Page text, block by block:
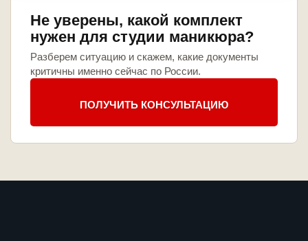
Не уверены, какой комплект
нужен для студии маникюра?
Разберем ситуацию и скажем, какие документы
критичны именно сейчас по России.
ПОЛУЧИТЬ КОНСУЛЬТАЦИЮ